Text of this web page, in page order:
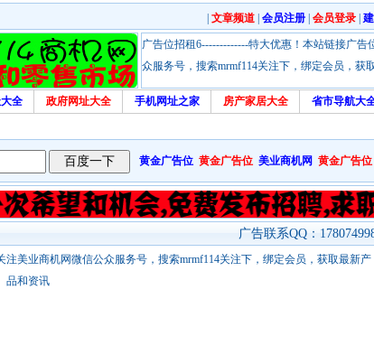
文章频道 会员注册 会员登录
广告位招租6-------------特大优惠！本站链接广
众服务号，搜索mrmf114关注下，绑定会员，获
全 政府网址大全 手机网址之家 房产家居大全 省市导航大
黄金广告位 黄金广告位 美业商机网 黄金广告位
广告联系QQ：
美业商机网微信公众服务号，搜索mrmf114关注下，绑定会员，获取最新产
品和资讯